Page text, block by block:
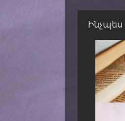
Ինչպես